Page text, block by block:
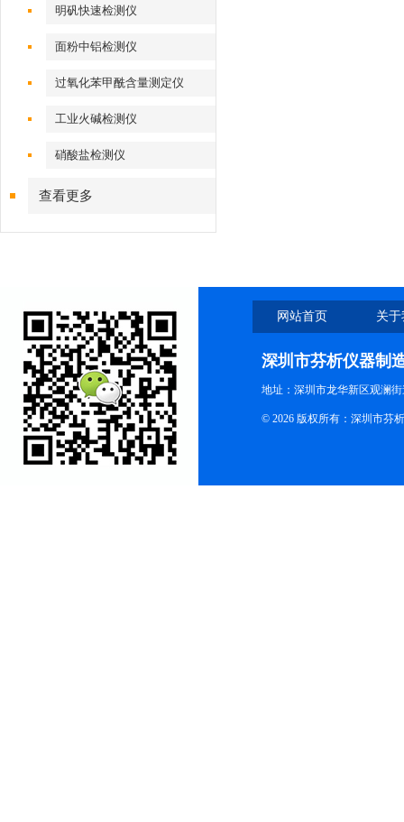
明矾快速检测仪
面粉中铝检测仪
过氧化苯甲酰含量测定仪
工业火碱检测仪
硝酸盐检测仪
查看更多
网站首页 关
深圳市芬析仪器制
地址：深圳市龙华新区观澜
© 2026 版权所有：深圳市芬